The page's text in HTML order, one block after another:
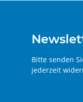
Bitte senden
jederzeit